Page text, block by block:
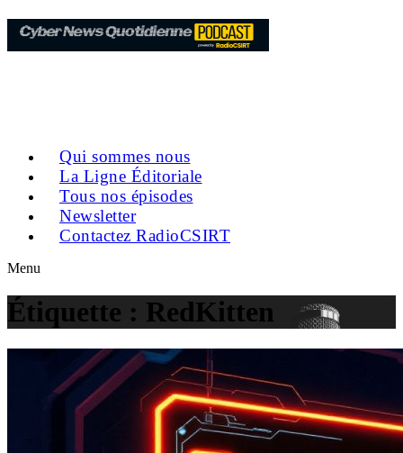
Qui sommes nous
La Ligne Éditoriale
Tous nos épisodes
Newsletter
Contactez RadioCSIRT
Menu
Étiquette : RedKitten